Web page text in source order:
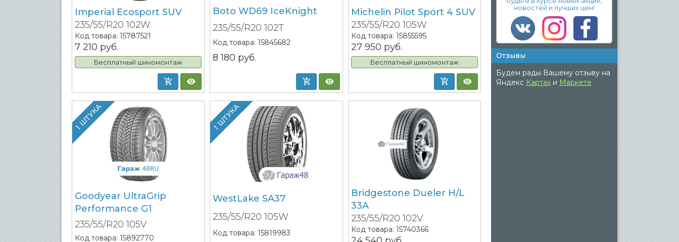
Imperial Ecosport SUV
235/55/R20 102W
Код товара: 15787521
7 210 руб.
Бесплатный шиномонтаж
Boto WD69 IceKnight
235/55/R20 102T
Код товара:15845682
8 180 руб.
Michelin Pilot Sport 4 SUV
235/55/R20 105W
Код товара: 15855595
27 950 руб.
Бесплатный шиномонтаж
1 ШТУКА
Goodyear UltraGrip
Performance G1
235/55/R20 105V
Код товара: 15892770
1 ШТУКА
WestLake SA37
235/55/R20 105W
Код товара:15819983
Bridgestone Dueler H/L
33A
235/55/R20 102V
Код товара: 15740366
новостей и лучших цен!
Отзывы
Будем рады Вашему отзыву на
Яндекс Картах и Маркете